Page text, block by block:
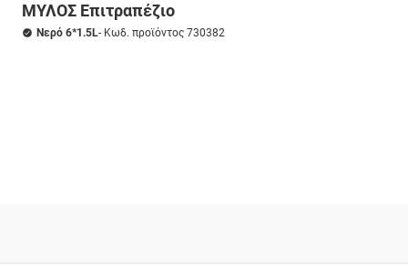
ΜΥΛΟΣ Επιτραπέζιο
Νερό 6*1.5L- Κωδ. προϊόντος 730382